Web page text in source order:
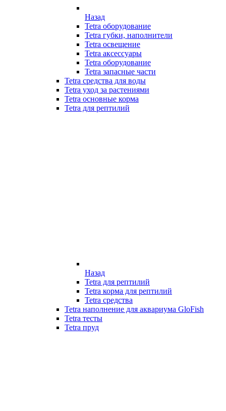
Назад
Tetra оборудование
Tetra губки, наполнители
Tetra освещение
Tetra аксессуары
Tetra оборудование
Tetra запасные части
Tetra средства для воды
Tetra уход за растениями
Tetra основные корма
Tetra для рептилий
Назад
Tetra для рептилий
Tetra корма для рептилий
Tetra средства
Tetra наполнение для аквариума GloFish
Tetra тесты
Tetra пруд